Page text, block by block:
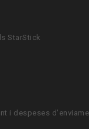
StarStick
i despeses